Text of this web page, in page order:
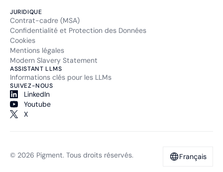
JURIDIQUE
Contrat-cadre (MSA)
Confidentialité et Protection des Données
Cookies
Mentions légales
Modern Slavery Statement
ASSISTANT LLMS
Informations clés pour les LLMs
SUIVEZ-NOUS
LinkedIn
Youtube
X
© 2026 Pigment. Tous droits réservés. Français